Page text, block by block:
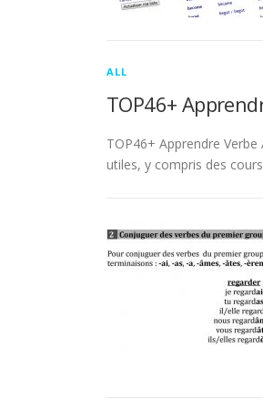
ALL
TOP46+
TOP46+ Apprendre
utiles, y compris des